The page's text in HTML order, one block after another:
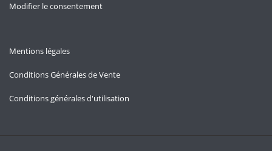
Modifier le consentement
Mentions légales
Conditions Générales de Vente
Conditions générales d'utilisation